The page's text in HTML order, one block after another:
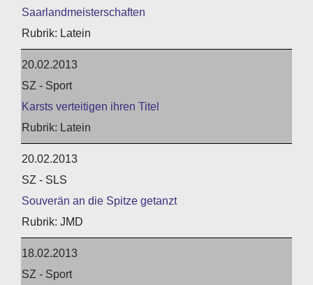
Saarlandmeisterschaften
Latein
20.02.2013
SZ - Sport
Karsts verteitigen ihren Titel
Latein
20.02.2013
SZ - SLS
Souverän an die Spitze getanzt
JMD
18.02.2013
SZ - Sport